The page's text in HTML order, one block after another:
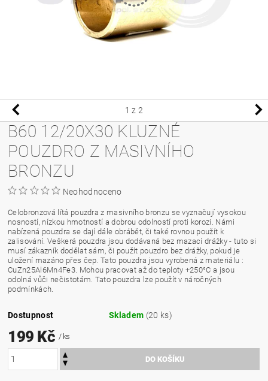
1 z 2
B60 12/20X30 KLUZNÉ
POUZDRO Z MASIVNÍHO
BRONZU
Neohodnoceno
Celobronzová lítá pouzdra z masivního bronzu se vyznačují vysokou
nosností, nízkou hmotností a dobrou odolností proti korozi. Námi
nabízená pouzdra se dají dále obrábět, či také rovnou použít k
zalisování. Veškerá pouzdra jsou dodávaná bez mazací drážky - tuto si
musí zákazník dodělat sám, či použít pouzdro bez drážky, pokud je
uložení mazáno přes čep. Tato pouzdra jsou vyrobená z materiálu :
CuZn25Al6Mn4Fe3. Mohou pracovat až do teploty +250°C a jsou
odolná vůči nečistotám. Tato pouzdra lze použít v náročných
podmínkách.
Dostupnost Skladem (20 ks)
199 Kč / ks